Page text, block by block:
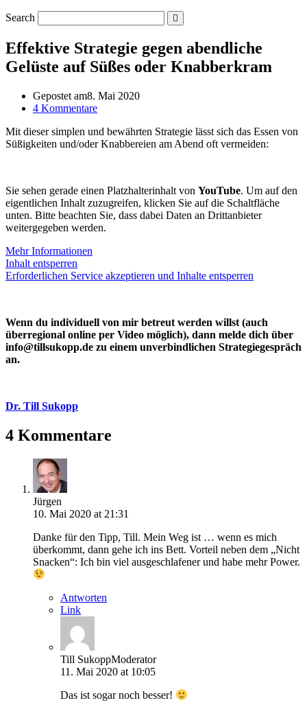
Search
Effektive Strategie gegen abendliche
Gelüste auf Süßes oder Knabberkram
Gepostet am8. Mai 2020
4 Kommentare
Mit dieser simplen und bewährten Strategie lässt sich das Essen von
Süßigkeiten und/oder Knabbereien am Abend oft vermeiden:
Sie sehen gerade einen Platzhalterinhalt von YouTube. Um auf den
eigentlichen Inhalt zuzugreifen, klicken Sie auf die Schaltfläche
unten. Bitte beachten Sie, dass dabei Daten an Drittanbieter
weitergegeben werden.
Mehr Informationen
Inhalt entsperren
Erforderlichen Service akzeptieren und Inhalte entsperren
Wenn du individuell von mir betreut werden willst (auch
überregional online per Video möglich), dann melde dich über
info@tillsukopp.de zu einem unverbindlichen Strategiegespräch
an.
Dr. Till Sukopp
4 Kommentare
Jürgen
10. Mai 2020 at 21:31
Danke für den Tipp, Till. Mein Weg ist … wenn es mich
überkommt, dann gehe ich ins Bett. Vorteil neben dem „Nicht
Snacken“: Ich bin viel ausgeschlafener und habe mehr Power.
Antworten
Link
Till SukoppModerator
11. Mai 2020 at 10:05
Das ist sogar noch besser!